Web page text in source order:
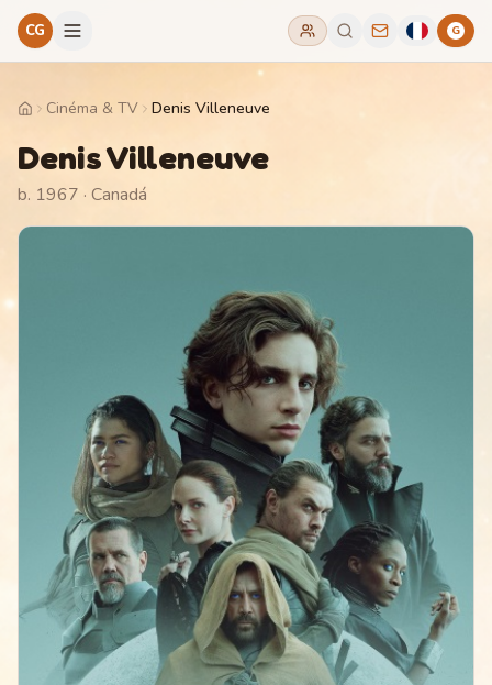
CG G
HomeCinéma & TV Denis Villeneuve
Denis Villeneuve
b. 1967 · Canadá